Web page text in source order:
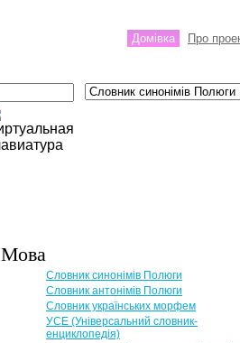
Домівка Про
Мова
Словник синонімів Полюги
Словник антонімів Полюги
Словник українських морфем
УСЕ (Універсальний словник-
енциклопедія)